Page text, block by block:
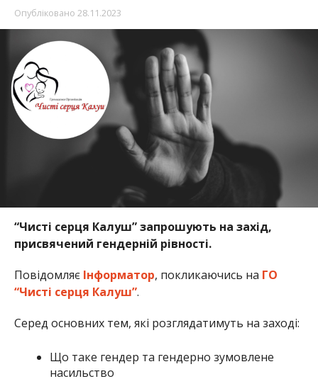
Опубліковано 28.11.2023
“Чисті серця Калуш” запрошують на захід,
присвячений гендерній рівності.
Повідомляє Інформатор, покликаючись на ГО
“Чисті серця Калуш”.
Серед основних тем, які розглядатимуть на заході:
Що таке гендер та гендерно зумовлене
насильство